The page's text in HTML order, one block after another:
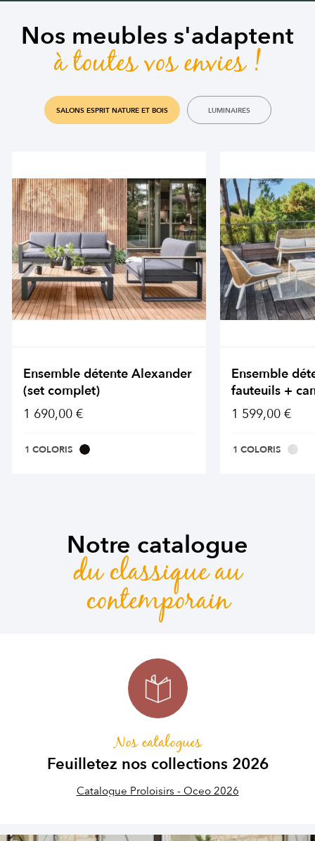
Nos meubles s'adaptent
à toutes vos envies !
SALONS ESPRIT NATURE ET BOIS LUMINAIRES
Ensemble détente Alexander
(set complet)
1 690,00 €
1 COLORIS
Ensemble
fauteuils +
1 599,00 €
1 COLORIS
Notre catalogue
du classique au
contemporain
Nos catalogues
Feuilletez nos collections 2026
Catalogue Proloisirs - Oceo 2026